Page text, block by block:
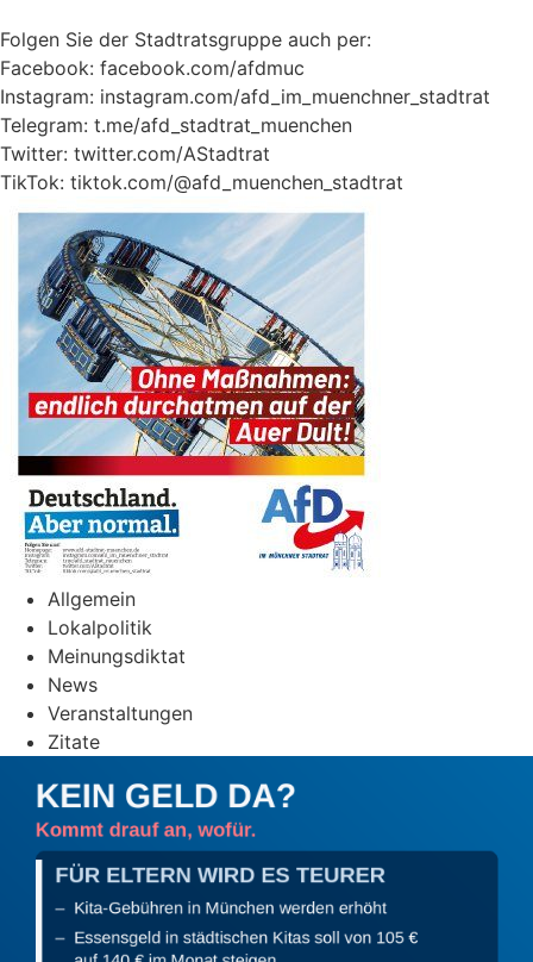
Folgen Sie der Stadtratsgruppe auch per:
Facebook: facebook.com/afdmuc
Instagram: instagram.com/afd_im_muenchner_stadtrat
Telegram: t.me/afd_stadtrat_muenchen
Twitter: twitter.com/AStadtrat
TikTok: tiktok.com/@afd_muenchen_stadtrat
Allgemein
Lokalpolitik
Meinungsdiktat
News
Veranstaltungen
Zitate